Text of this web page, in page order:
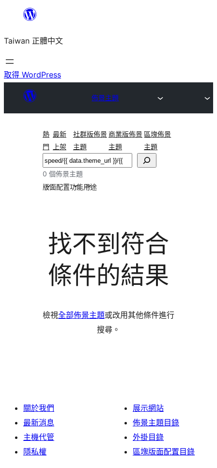
主
要
內
Taiwan 正體中文
取得 WordPress
佈景主題
熱
門
最新
上架
社群版佈景
主題
商業版佈景
主題
區塊佈景
主題
搜
尋
0 個佈景主題
版面配置功能用途
找不到符合
條件的結果
檢視全部佈景主題或改用其他條件進行
搜尋。
關於我們
最新消息
主機代管
隱私權
展示網站
佈景主題目錄
外掛目錄
區塊版面配置目錄